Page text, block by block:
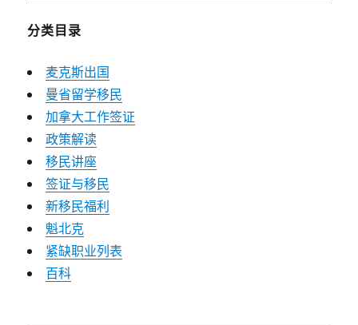
分类目录
麦克斯出国
曼省留学移民
加拿大工作签证
政策解读
移民讲座
签证与移民
新移民福利
魁北克
紧缺职业列表
百科